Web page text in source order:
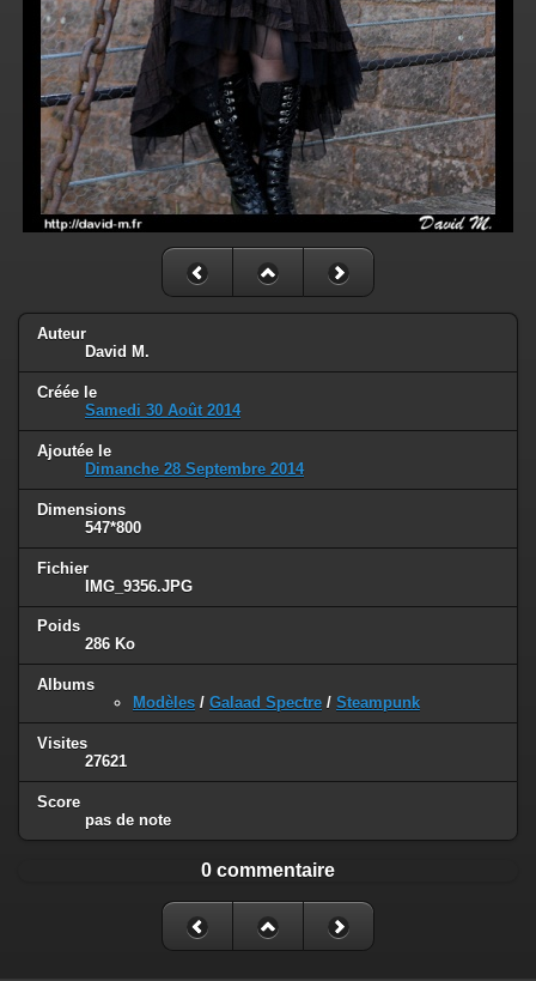
Auteur
David M.
Créée le
Samedi 30 Août 2014
Ajoutée le
Dimanche 28 Septembre 2014
Dimensions
547*800
Fichier
IMG_9356.JPG
Poids
286 Ko
Albums
Modèles / Galaad Spectre / Steampunk
Visites
27621
Score
pas de note
0 commentaire